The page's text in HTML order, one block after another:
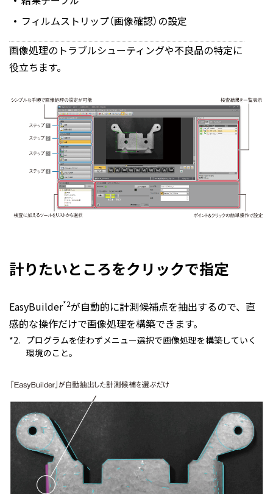
フィルムストリップ（画像確認）の設定
画像処理のトラブルシューティングや不良品の特定に
役立ちます。
計りたいところをクリックで指定
EasyBuilder*2が自動的に計測候補点を抽出するので、直
感的な操作だけで画像処理を構築できます。
*2. プログラムを使わずメニュー選択で画像処理を構築していく
環境のこと。